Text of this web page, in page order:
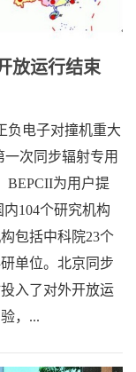
放运行结束
负电子对撞机重大
次同步辐射专用
BEPCII为用户提
104个研究机构
包括中科院23个
单位。北京同步
入了对外开放运
，...